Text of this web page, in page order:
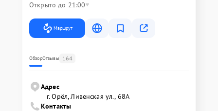
Открыто до 21:00
Маршрут
ОбзорОтзывы 164
Адрес
г. Орёл, Ливенская ул., 68А
Контакты